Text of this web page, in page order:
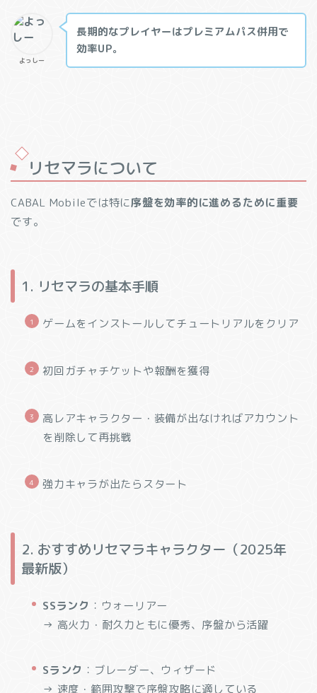
よっしー
長期的なプレイヤーはプレミアムパス併用で
効率UP。
リセマラについて
CABAL Mobileでは特に序盤を効率的に進めるために重要
です。
1. リセマラの基本手順
ゲームをインストールしてチュートリアルをクリア
初回ガチャチケットや報酬を獲得
高レアキャラクター・装備が出なければアカウント
を削除して再挑戦
強力キャラが出たらスタート
2. おすすめリセマラキャラクター（2025年
最新版）
SSランク ：ウォーリアー
→ 高火力・耐久力ともに優秀、序盤から活躍
Sランク ：ブレーダー、ウィザード
→ 速度・範囲攻撃で序盤攻略に適している